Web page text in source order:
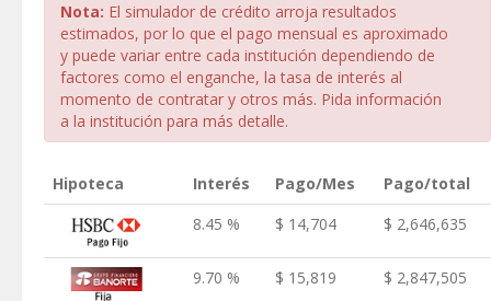
Nota: El simulador de crédito arroja resultados
estimados, por lo que el pago mensual es aproximado
y puede variar entre cada institución dependiendo de
factores como el enganche, la tasa de interés al
momento de contratar y otros más. Pida información
a la institución para más detalle.
Hipoteca Interés Pago/Mes
Pago/total
8.45 %
$ 14,704 $ 2,646,635
9.70 % $ 15,819 $ 2,847,505